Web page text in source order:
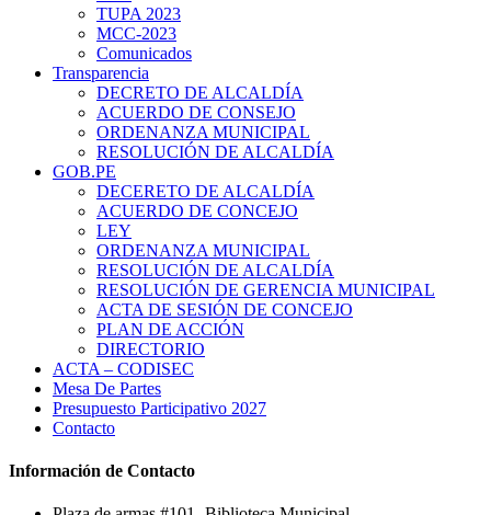
TUPA 2023
MCC-2023
Comunicados
Transparencia
DECRETO DE ALCALDÍA
ACUERDO DE CONSEJO
ORDENANZA MUNICIPAL
RESOLUCIÓN DE ALCALDÍA
GOB.PE
DECERETO DE ALCALDÍA
ACUERDO DE CONCEJO
LEY
ORDENANZA MUNICIPAL
RESOLUCIÓN DE ALCALDÍA
RESOLUCIÓN DE GERENCIA MUNICIPAL
ACTA DE SESIÓN DE CONCEJO
PLAN DE ACCIÓN
DIRECTORIO
ACTA – CODISEC
Mesa De Partes
Presupuesto Participativo 2027
Contacto
Información de Contacto